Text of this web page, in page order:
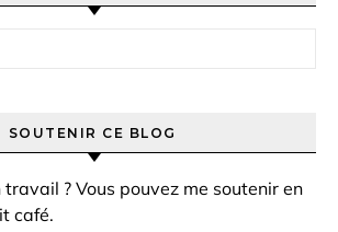
SOUTENIR CE BLOG
travail ? Vous pouvez me soutenir en
café.